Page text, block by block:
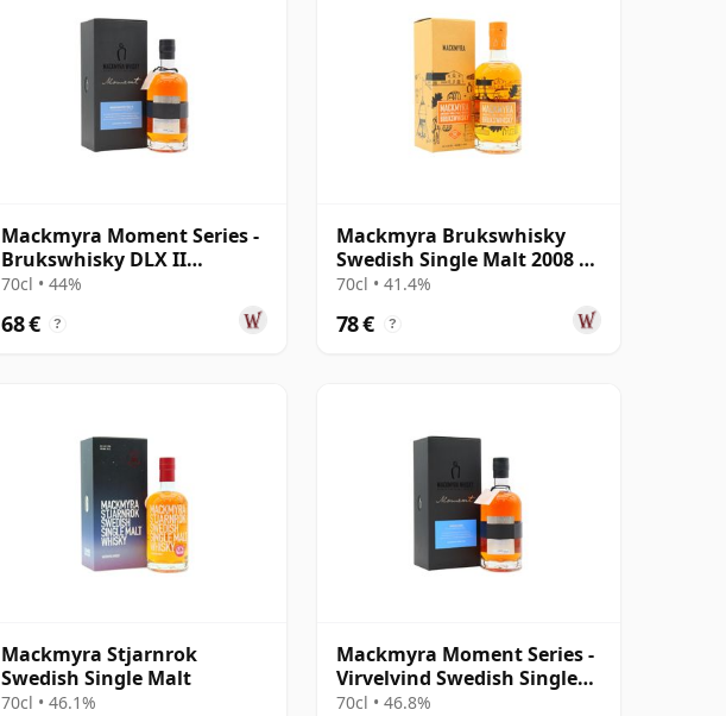
Mackmyra Moment Series -
Brukswhisky DLX II
Swedish Single 2012 9 años
70cl • 44%
68 € ?
Mackmyra Brukswhisky
Swedish Single Malt 2008 13
años
70cl • 41.4%
78 € ?
Mackmyra Stjarnrok
Swedish Single Malt
70cl • 46.1%
Mackmyra Moment Series -
Virvelvind Swedish Single
Malt
70cl • 46.8%